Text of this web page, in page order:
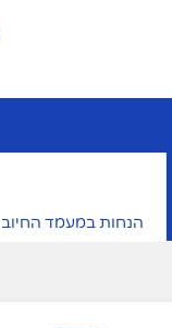
הנחות במעמד החיוב